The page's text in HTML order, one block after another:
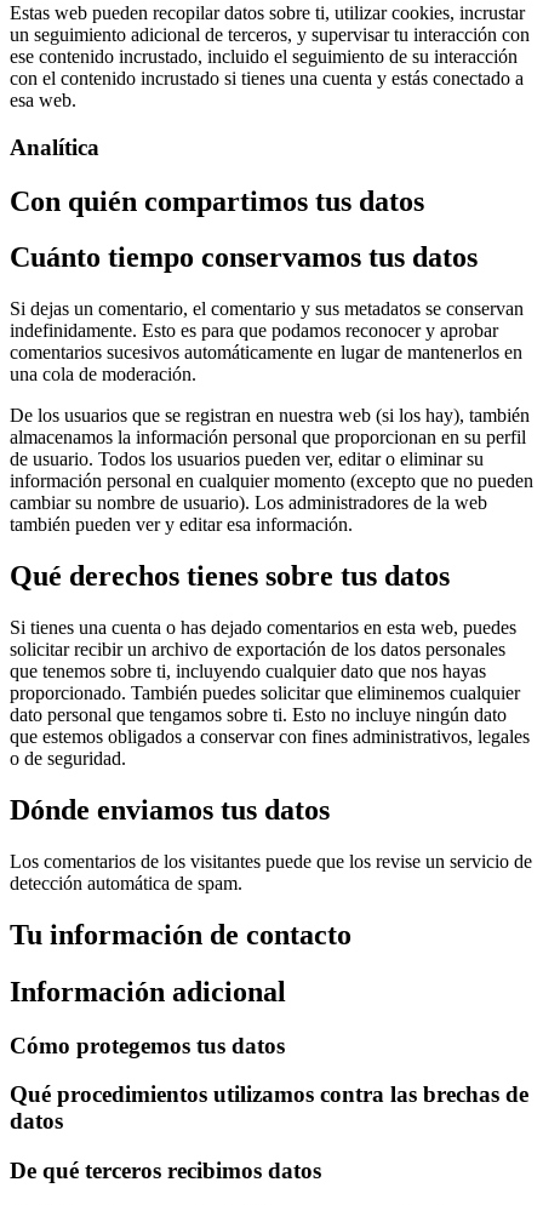
Estas web pueden recopilar datos sobre ti, utilizar cookies, incrustar
un seguimiento adicional de terceros, y supervisar tu interacción con
ese contenido incrustado, incluido el seguimiento de su interacción
con el contenido incrustado si tienes una cuenta y estás conectado a
esa web.
Analítica
Con quién compartimos tus datos
Cuánto tiempo conservamos tus datos
Si dejas un comentario, el comentario y sus metadatos se conservan
indefinidamente. Esto es para que podamos reconocer y aprobar
comentarios sucesivos automáticamente en lugar de mantenerlos en
una cola de moderación.
De los usuarios que se registran en nuestra web (si los hay), también
almacenamos la información personal que proporcionan en su perfil
de usuario. Todos los usuarios pueden ver, editar o eliminar su
información personal en cualquier momento (excepto que no pueden
cambiar su nombre de usuario). Los administradores de la web
también pueden ver y editar esa información.
Qué derechos tienes sobre tus datos
Si tienes una cuenta o has dejado comentarios en esta web, puedes
solicitar recibir un archivo de exportación de los datos personales
que tenemos sobre ti, incluyendo cualquier dato que nos hayas
proporcionado. También puedes solicitar que eliminemos cualquier
dato personal que tengamos sobre ti. Esto no incluye ningún dato
que estemos obligados a conservar con fines administrativos, legales
o de seguridad.
Dónde enviamos tus datos
Los comentarios de los visitantes puede que los revise un servicio de
detección automática de spam.
Tu información de contacto
Información adicional
Cómo protegemos tus datos
Qué procedimientos utilizamos contra las brechas de
datos
De qué terceros recibimos datos